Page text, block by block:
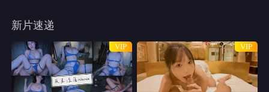
新片速递
VIP VIP